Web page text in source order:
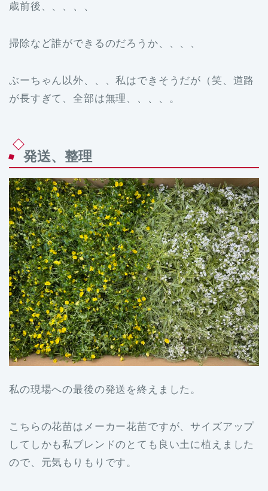
歳前後、、、、、
掃除など誰ができるのだろうか、、、、
ぶーちゃん以外、、、私はできそうだが（笑、道路
が長すぎて、全部は無理、、、、。
発送、整理
私の現場への最後の発送を終えました。
こちらの花苗はメーカー花苗ですが、サイズアップ
してしかも私ブレンドのとても良い土に植えました
ので、元気もりもりです。